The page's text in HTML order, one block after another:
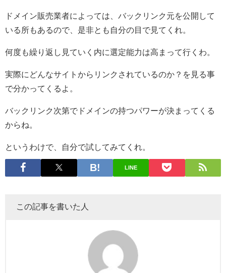
ドメイン販売業者によっては、バックリンク元を公開して
いる所もあるので、是非とも自分の目で見てくれ。
何度も繰り返し見ていく内に選定能力は高まって行くわ。
実際にどんなサイトからリンクされているのか？を見る事
で分かってくるよ。
バックリンク次第でドメインの持つパワーが決まってくる
からね。
というわけで、自分で試してみてくれ。
LINE
この記事を書いた人